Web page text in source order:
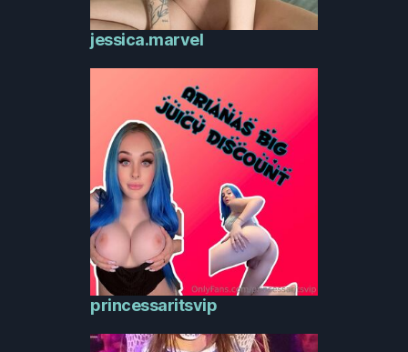
jessica.marvel
princessaritsvip